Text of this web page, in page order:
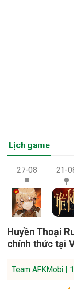
Lịch game
27-08 21-
Huyền Thoại
chính thức tại
Team AFKMobi |